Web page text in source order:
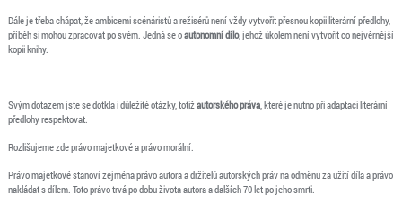
Dále je třeba chápat, že ambicemi scénáristů a režisérů není vždy vytvořit přesnou kopii literární předlohy,
příběh si mohou zpracovat po svém. Jedná se oautonomní dílo, jehož úkolem není vytvořit co nejvěrnější
kopii knihy.
Svým dotazem jste se dotkla i důležité otázky, totižautorského práva, které je nutno při adaptaci literární
předlohy respektovat.
Rozlišujeme zde právo majetkové a právo morální.
Právo majetkové stanoví zejména právo autora a držitelů autorských práv na odměnu za užití díla a právo
nakládat s dílem. Toto právo trvá po dobu života autora a dalších 70 let po jeho smrti.